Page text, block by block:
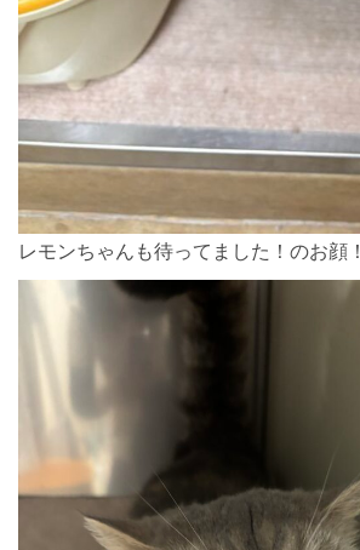
レモンちゃんも待ってました！のお顔！